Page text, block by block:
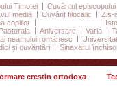
Timotei
Cuvântul episcopului
media Cuvânt filocalic
Zis-
copiilor
Pastorala Aniversare Varia
neamului românesc
și cuvântări
Sinaxarul
crestin ortodoxa